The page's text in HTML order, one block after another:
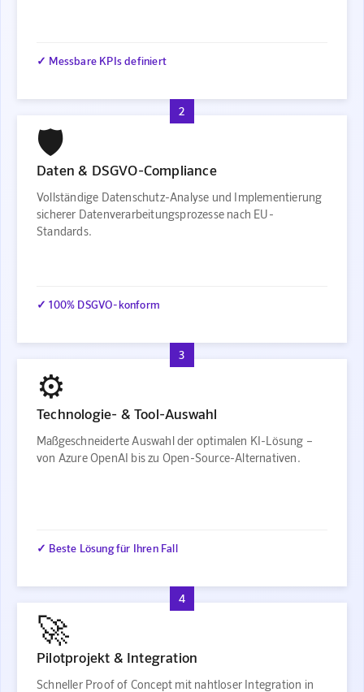
✓ Messbare KPIs definiert
2
🛡️
Daten & DSGVO-Compliance
Vollständige Datenschutz-Analyse und Implementierung
sicherer Datenverarbeitungsprozesse nach EU-
Standards.
✓ 100% DSGVO-konform
3
⚙️
Technologie- & Tool-Auswahl
Maßgeschneiderte Auswahl der optimalen KI-Lösung –
von Azure OpenAI bis zu Open-Source-Alternativen.
✓ Beste Lösung für Ihren Fall
4
🚀
Pilotprojekt & Integration
Schneller Proof of Concept mit nahtloser Integration in